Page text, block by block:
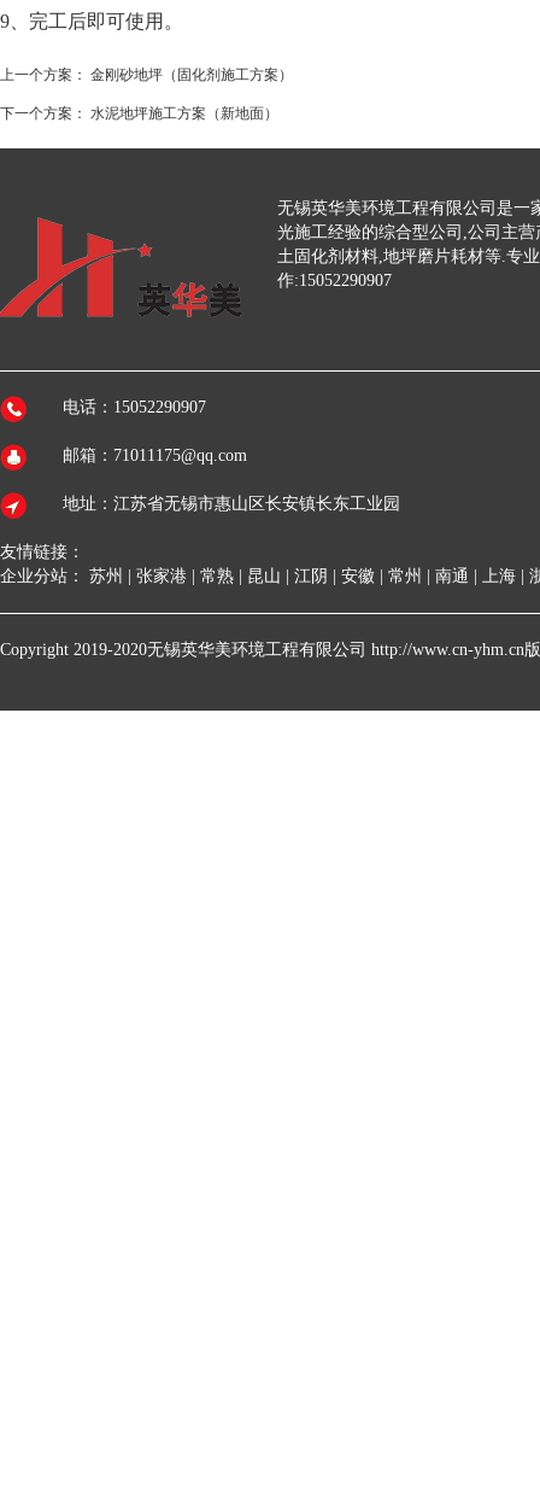
9、完工后即可使用。
上一个方案： 金刚砂地坪（固化剂施工方案）
下一个方案： 水泥地坪施工方案（新地面）
无锡英华美环境工程有限公司是一
光施工经验的综合型公司,公司主
土固化剂材料,地坪磨片耗材等.专
作:15052290907
电话：15052290907
邮箱：71011175@qq.com
地址：江苏省无锡市惠山区长安镇长东工业园
友情链接：
企业分站： 苏州 张家港 常熟 昆山 江阴 安徽 常州 南通 上海
Copyright 2019-2020无锡英华美环境工程有限公司 http://www.cn-